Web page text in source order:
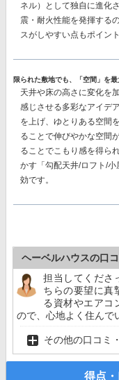
ネル）
として独自に進化
震・耐火性能を発揮する
スがしやすい点もポイント
限られた敷地でも、「空間」を
天井や床の高さに変化を
感じさせる多彩なアイデ
を上げ、ゆとりある空間
ることで伸びやかな空間
ることでこもり感を得ら
かす「勾配天井/ロフト/
効です。
ヘーベルハウスの口
担当してくださ
ちらの要望に真
る資材やエアコ
ので、心地よく住んで
その他の口コミ
得点